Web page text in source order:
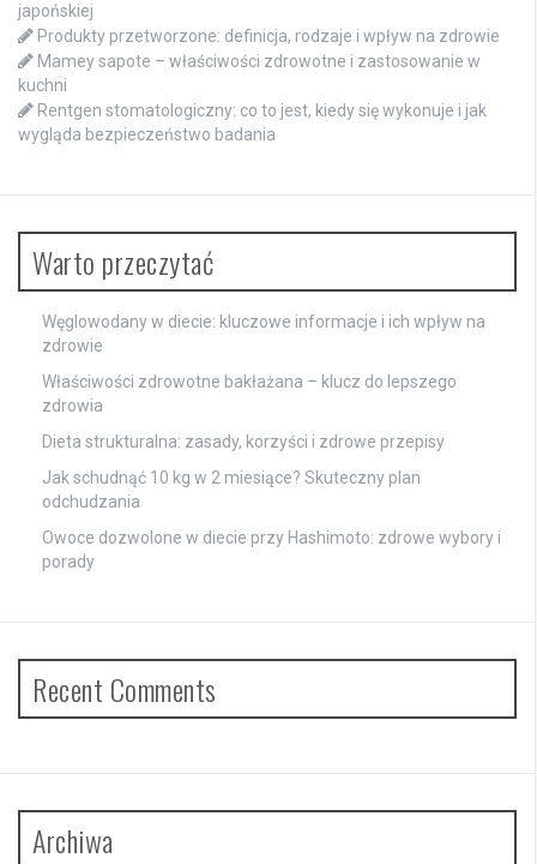
japońskiej
Produkty przetworzone: definicja, rodzaje i wpływ na zdrowie
Mamey sapote – właściwości zdrowotne i zastosowanie w
kuchni
Rentgen stomatologiczny: co to jest, kiedy się wykonuje i jak
wygląda bezpieczeństwo badania
Warto przeczytać
Węglowodany w diecie: kluczowe informacje i ich wpływ na
zdrowie
Właściwości zdrowotne bakłażana – klucz do lepszego
zdrowia
Dieta strukturalna: zasady, korzyści i zdrowe przepisy
Jak schudnąć 10 kg w 2 miesiące? Skuteczny plan
odchudzania
Owoce dozwolone w diecie przy Hashimoto: zdrowe wybory i
porady
Recent Comments
Archiwa